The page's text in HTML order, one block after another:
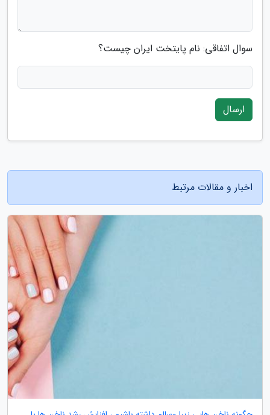
سوال اتفاقی: نام پایتخت ایران چیست؟
ارسال
اخبار و مقالات مرتبط